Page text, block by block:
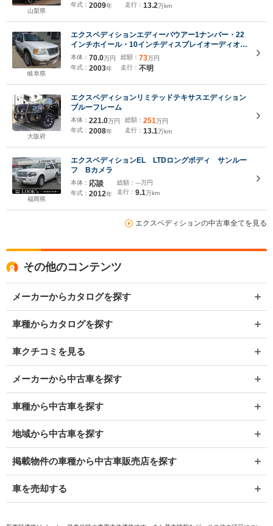
山梨県
年式： 2009年
走行： 13.2万km
岐阜県
エクスペディションエディーバウアー1ナンバー・22
インチホイール・10インチディスプレイオーディオ・
フリップダウンモニター・バックカメラ
本体： 70.0万円
年式： 2003年
総額： 73万円
走行： 不明
大阪府
エクスペディションリミテッドテキサスエディション
ブルーフレーム
本体： 221.0万円
年式： 2008年
総額： 251万円
走行： 13.1万km
福岡県
エクスペディションEL LTDロングボディ サンルー
フ Bカメラ
本体： 応談
年式： 2012年
総額： ---万円
走行： 9.1万km
エクスペディションの中古車全てを見る
その他のコンテンツ
メーカーからカタログを探す
車種からカタログを探す
車クチコミを見る
メーカーから中古車を探す
車種から中古車を探す
地域から中古車を探す
掲載物件の車種から中古車販売店を探す
車を売却する